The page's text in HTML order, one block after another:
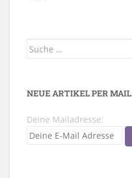
Suche
NEUE ARTIKEL PER MAIL
Deine Mailadresse: